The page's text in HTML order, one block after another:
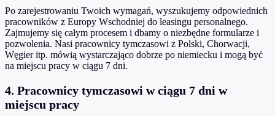
Po zarejestrowaniu Twoich wymagań, wyszukujemy odpowiednich
pracowników z Europy Wschodniej do leasingu personalnego.
Zajmujemy się całym procesem i dbamy o niezbędne formularze i
pozwolenia. Nasi pracownicy tymczasowi z Polski, Chorwacji,
Węgier itp. mówią wystarczająco dobrze po niemiecku i mogą być
na miejscu pracy w ciągu 7 dni.
4. Pracownicy tymczasowi w ciągu 7 dni w
miejscu pracy